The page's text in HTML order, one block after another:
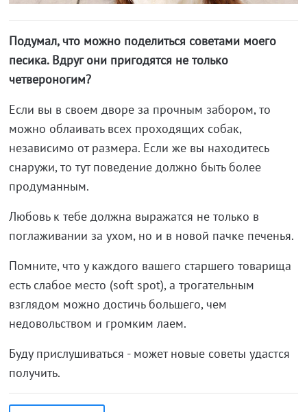
Подумал, что можно поделиться советами моего
песика. Вдруг они пригодятся не только
четвероногим?
Если вы в своем дворе за прочным забором, то
можно облаивать всех проходящих собак,
независимо от размера. Если же вы находитесь
снаружи, то тут поведение должно быть более
продуманным.
Любовь к тебе должна выражатся не только в
поглаживании за ухом, но и в новой пачке печенья.
Помните, что у каждого вашего старшего товарища
есть слабое место (soft spot), а трогательным
взглядом можно достичь большего, чем
недовольством и громким лаем.
Буду прислушиваться - может новые советы удастся
получить.